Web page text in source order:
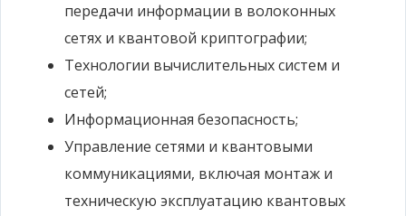
передачи информации в волоконных
сетях и квантовой криптографии;
Технологии вычислительных систем и
сетей;
Информационная безопасность;
Управление сетями и квантовыми
коммуникациями, включая монтаж и
техническую эксплуатацию квантовых